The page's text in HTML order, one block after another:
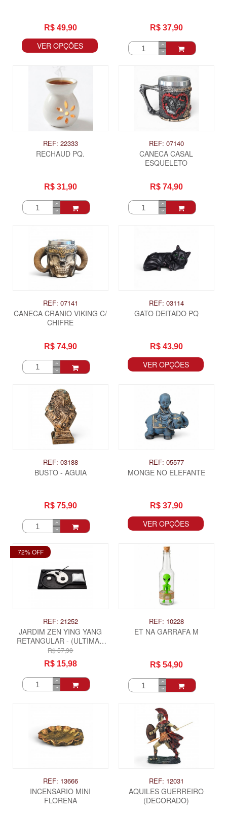
R$ 49,90
VER OPÇÕES
R$ 37,90
REF: 22333
RECHAUD PQ.
R$ 31,90
REF: 07140
CANECA CASAL
ESQUELETO
R$ 74,90
REF: 07141
CANECA CRANIO VIKING C/
CHIFRE
R$ 74,90
REF: 03114
GATO DEITADO PQ
R$ 43,90
VER OPÇÕES
REF: 03188
BUSTO - AGUIA
R$ 75,90
REF: 05577
MONGE NO ELEFANTE
R$ 37,90
VER OPÇÕES
72% OFF
REF: 21252
JARDIM ZEN YING YANG
RETANGULAR - (ULTIMAS
UNIDADES)
R$ 57,90
R$ 15,98
REF: 10228
ET NA GARRAFA M
R$ 54,90
REF: 13666
INCENSARIO MINI
FLORENA
REF: 12031
AQUILES GUERREIRO
(DECORADO)